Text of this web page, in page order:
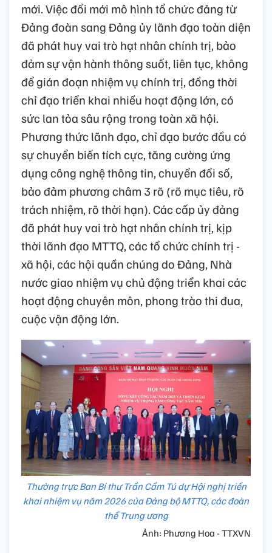
mới. Việc đổi mới mô hình tổ chức đảng từ
Đảng đoàn sang Đảng ủy lãnh đạo toàn diện
đã phát huy vai trò hạt nhân chính trị, bảo
đảm sự vận hành thông suốt, liên tục, không
để gián đoạn nhiệm vụ chính trị, đồng thời
chỉ đạo triển khai nhiều hoạt động lớn, có
sức lan tỏa sâu rộng trong toàn xã hội.
Phương thức lãnh đạo, chỉ đạo bước đầu có
sự chuyển biến tích cực, tăng cường ứng
dụng công nghệ thông tin, chuyển đổi số,
bảo đảm phương châm 3 rõ (rõ mục tiêu, rõ
trách nhiệm, rõ thời hạn). Các cấp ủy đảng
đã phát huy vai trò hạt nhân chính trị, kịp
thời lãnh đạo MTTQ, các tổ chức chính trị -
xã hội, các hội quần chúng do Đảng, Nhà
nước giao nhiệm vụ chủ động triển khai các
hoạt động chuyên môn, phong trào thi đua,
cuộc vận động lớn.
Thường trực Ban Bí thư Trần Cẩm Tú dự Hội nghị triển
khai nhiệm vụ năm 2026 của Đảng bộ MTTQ, các đoàn
thể Trung ương
Ảnh: Phương Hoa - TTXVN